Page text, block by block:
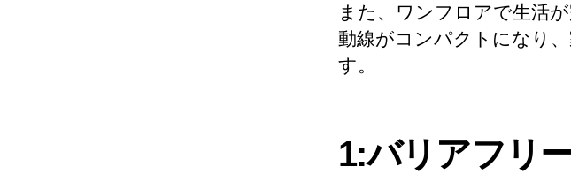
また、ワンフロアで生活
動線がコンパクトになり
す。
1:バリアフリ